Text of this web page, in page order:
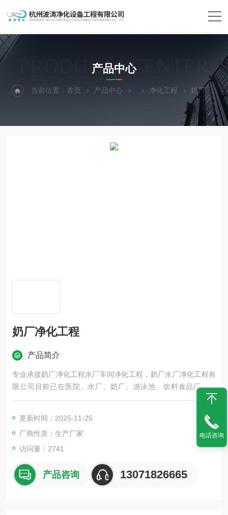
PRODUCTS CENTER
产品中心
当前位置：首页 产品中心 净化工程 奶厂净化工程
奶厂净化工程
产品简介
专业承接奶厂净化工程水厂车间净化工程，奶厂水厂净化工程有
限公司目前已在医院、水厂、奶厂、游泳池、饮料食品厂、酿
造、制药厂、电子厂、渔业养殖、污水处理、自备井、贮水池以
更新时间：2025-11-25
厂商性质：生产厂家
访问量：2741
产品咨询 13071826665
电话咨询